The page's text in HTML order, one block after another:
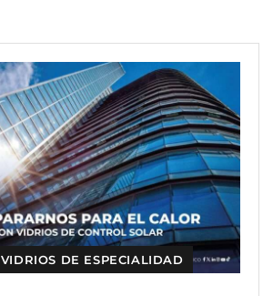
VIDRIOS DE ESPECIALIDAD